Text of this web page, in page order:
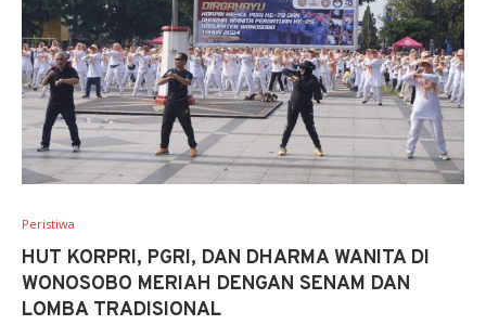
Peristiwa
HUT KORPRI, PGRI, DAN DHARMA WANITA DI
WONOSOBO MERIAH DENGAN SENAM DAN
LOMBA TRADISIONAL